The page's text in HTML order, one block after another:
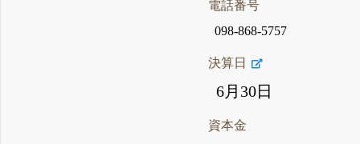
電話番号
098-868-5757
決算日
6月30日
資本金